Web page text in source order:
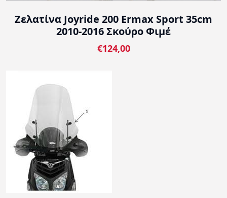
Ζελατίνα Joyride 200 Ermax Sport 35cm
2010-2016 Σκούρο Φιμέ
€124,00